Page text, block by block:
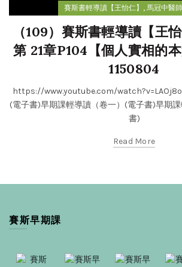
賽斯書輕導讀【王怡仁】 , 馬冠中醫
（109）賽斯書輕導讀【王
第 21章P104【個人實相的
1150804
https://www.youtube.com/
(電子書)早期課輕導讀（卷一）(電子書)早期
書)
Read More
賽斯早期課